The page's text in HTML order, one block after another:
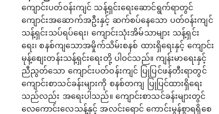
ကျောင်းပတ်ဝန်းကျင် သန့်ရှင်းရေးဆောင်ရွက်ရာတွင်
ကျောင်းအဆောက်အဦးနှင့် ဆက်စပ်နေသော ပတ်ဝန်းကျင်
သန့်ရှင်းသပ်ရပ်ရေး၊ ကျောင်းသုံးအိမ်သာများ သန့်ရှင်း
ရေး၊ စနစ်ကျသောအမှိုက်သိမ်းစနစ် ထားရှိရေးနှင့် ကျောင်း
မုန့်စျေးတန်းသန့်ရှင်းရေးတို့ ပါဝင်သည်။ ကျန်းမာရေးနှင့်
ညီညွတ်သော ကျောင်းပတ်ဝန်းကျင် ပြုပြင်ဖန်တီးရာတွင်
ကျောင်းစာသင်ခန်းများကို စနစ်တကျ ပြုပြင်ထားရှိရေး
သည်လည်း အရေးပါသည်။ ကျောင်းစာသင်ခန်းများတွင်
လေကောင်းလေသန့်နှင့် အလင်းရောင် ကောင်းမွန်စွာရရှိစေ